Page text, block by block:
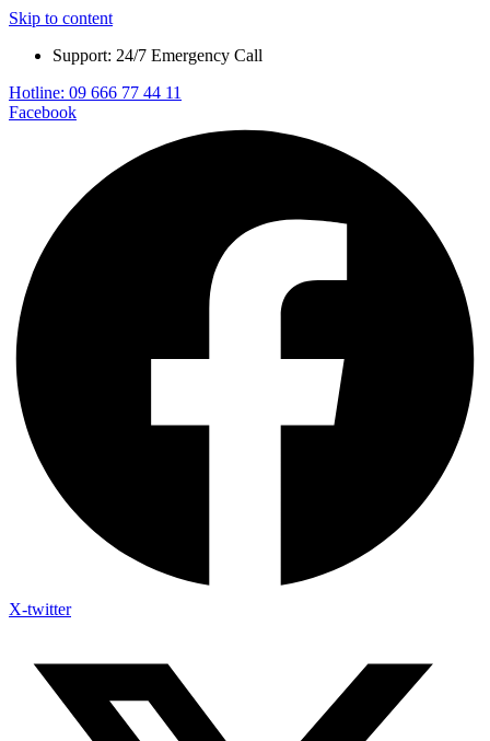
Skip to content
Support: 24/7 Emergency Call
Hotline: 09 666 77 44 11
Facebook
X-twitter